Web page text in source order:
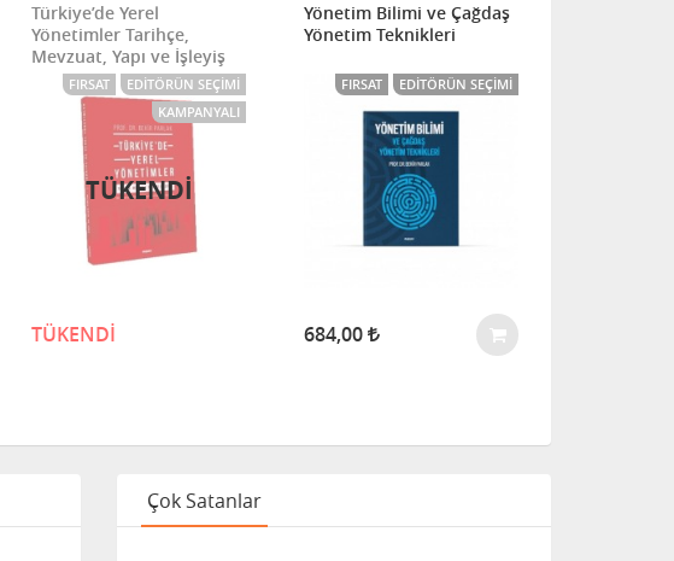
Türkiye’de Yerel
Yönetimler Tarihçe,
Mevzuat, Yapı ve İşleyiş
FIRSAT
EDITÖRÜN SEÇIMI
KAMPANYALI
TÜKENDİ
TÜKENDİ
Yönetim Bilimi ve Çağdaş
Yönetim Teknikleri
FIRSAT EDITÖRÜN SEÇIMI
684,00
Çok Satanlar